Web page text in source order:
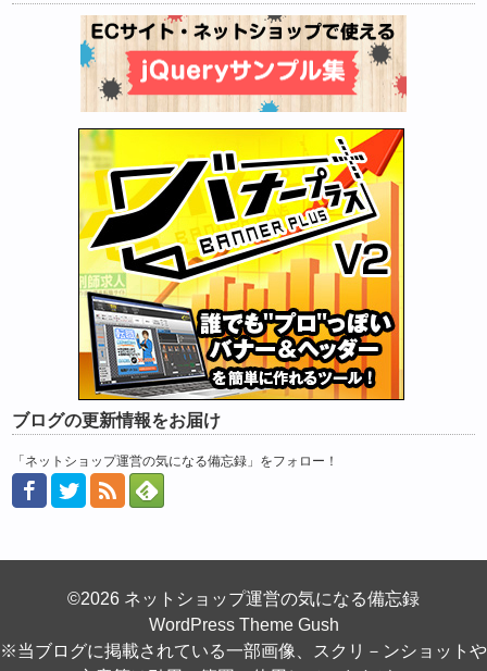
ブログの更新情報をお届け
「ネットショップ運営の気になる備忘録」をフォロー！
©2026 ネットショップ運営の気になる備忘録
WordPress Theme Gush
※当ブログに掲載されている一部画像、スクリ－ンショットや